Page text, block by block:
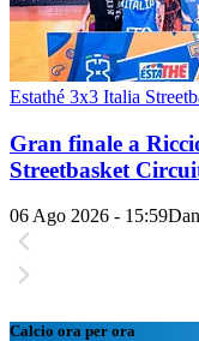
Estathé 3x3 Italia
Gran finale a
Streetbasket
06 Ago 2026 - 15:59
Calcio ora per ora